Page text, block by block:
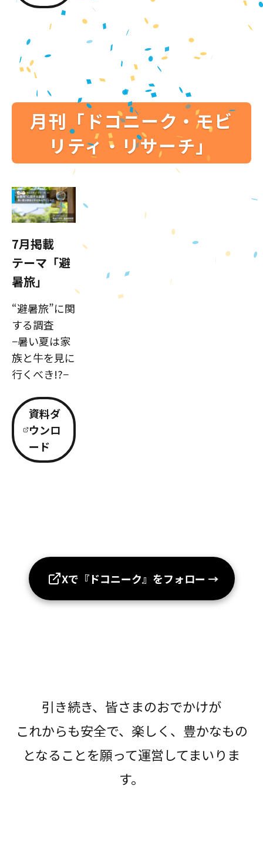
月刊「ドコニーク・モビ
リティ・リサーチ」
7月掲載
テーマ「避
暑旅」
“避暑旅”に関
する調査
−暑い夏は家
族と牛を見に
行くべき!?−
資料ダ
ウンロ
ード
Xで『ドコニーク』をフォロー →
引き続き、皆さまのおでかけが
これからも安全で、楽しく、豊かなもの
となることを願って運営してまいりま
す。